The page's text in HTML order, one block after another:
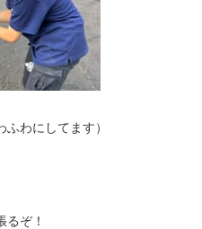
わにしてます）
ぞ！